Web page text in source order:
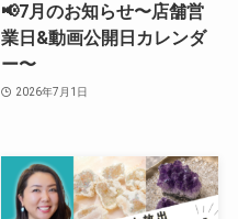
📢7月のお知らせ〜店舗営
業日&動画公開日カレンダ
ー〜
2026年7月1日